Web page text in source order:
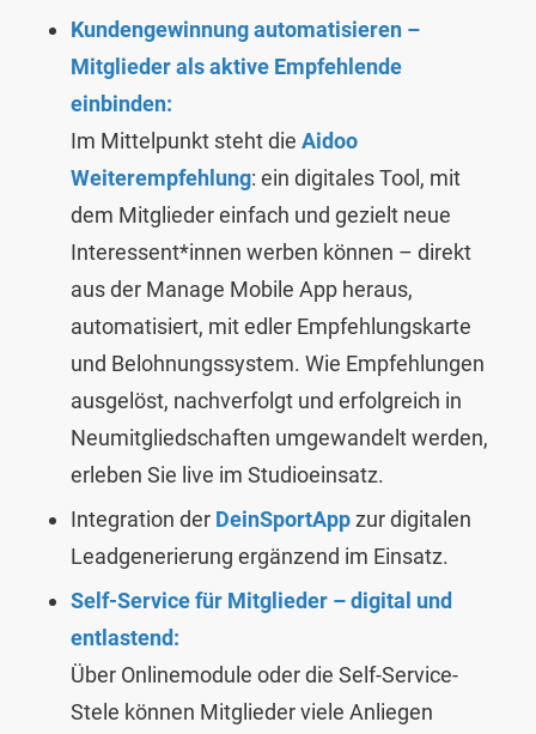
Kundengewinnung automatisieren –
Mitglieder als aktive Empfehlende
einbinden:
Im Mittelpunkt steht die Aidoo
Weiterempfehlung: ein digitales Tool, mit
dem Mitglieder einfach und gezielt neue
Interessent*innen werben können – direkt
aus der Manage Mobile App heraus,
automatisiert, mit edler Empfehlungskarte
und Belohnungssystem. Wie Empfehlungen
ausgelöst, nachverfolgt und erfolgreich in
Neumitgliedschaften umgewandelt werden,
erleben Sie live im Studioeinsatz.
Integration der DeinSportAppzur digitalen
Leadgenerierung ergänzend im Einsatz.
Self-Service für Mitglieder – digital und
entlastend:
Über Onlinemodule oder die Self-Service-
Stele können Mitglieder viele Anliegen